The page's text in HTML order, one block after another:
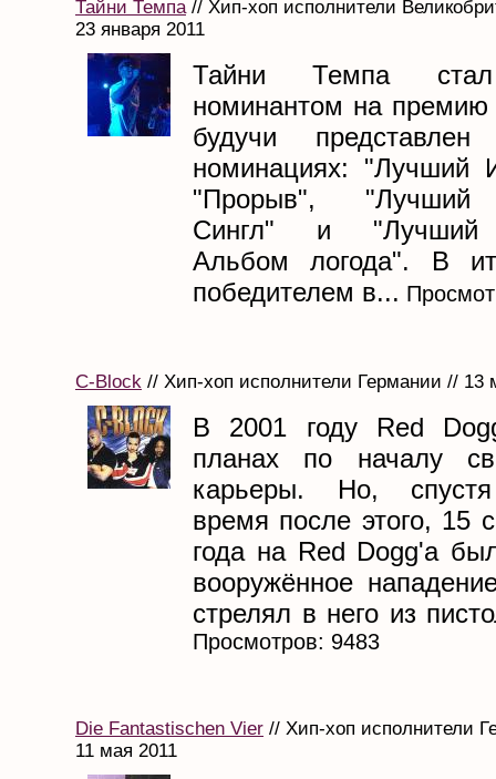
Тайни Темпа// Хип-хоп исполнители
23 января 2011
Тайни Темпа
номинантом на премию
будучи
номинациях: "Лучший
"Прорыв", "Лучший
Сингл" и "Лучший
Альбом логода". В
победителем в...
C-Block // Хип-хоп исполнители Германии // 13
В 2001 году Red
планах по началу
карьеры. Но,
время после этого, 15
года на Red Dogg'a
вооружённое
стрелял в него из
Просмотров: 9483
Die Fantastischen Vier // Хип-хоп исполнители
11 мая 2011